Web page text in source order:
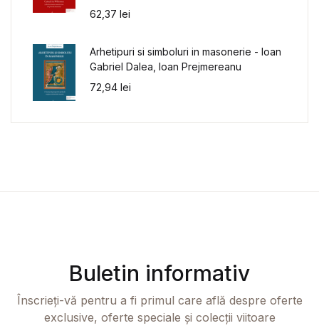
62,37 lei
Arhetipuri si simboluri in masonerie - Ioan
Gabriel Dalea, Ioan Prejmereanu
72,94 lei
Buletin informativ
Înscrieți-vă pentru a fi primul care află despre oferte
exclusive, oferte speciale și colecții viitoare